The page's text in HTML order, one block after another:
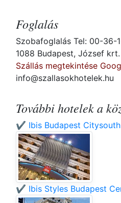
Foglalás
Szobafoglalás Tel: 00-36-
1088 Budapest, József krt.
Szállás megtekintése
info@szallasokhotelek.hu
További hotelek a
✔️ Ibis Budapest
✔️ Ibis Styles Budapest